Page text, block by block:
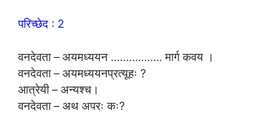
परिच्छेद : 2
वनदेवता – अयमध्ययन …………….. मार्ग कवय ।
वनदेवता – अयमध्ययनप्रत्यूहः ?
आत्रेयी – अन्यश्च।
वनदेवता – अथ अपरः कः?